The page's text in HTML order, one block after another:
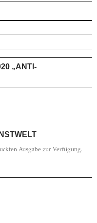
„ANTI-
Ausgabe zur Verfügung.